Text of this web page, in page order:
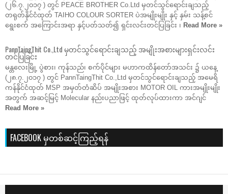
(၂၆.၇.၂၀၁၇ ) တွင် PEACE BROTHER Co.Ltd မှတင်သွင်ရောင်းချသည့်
တရုတ်နိုင်ငံထုတ် TAIHO COLOUR SORTER ပဲအမျိုးမျိုး နှင့် နှမ်း သန့်စင်
ရွေးစက် အကြောင်းအရာ နှင့်ပတ်သတ်၍ ရှင်းလင်းတင်ပြခြင်း ၊ Read More »
PannTaingThit Co.,Ltd မှတင်သွင်ရောင်းချသည့် အမျိုးအစားများရှင်းလင်း
တင်ပြခြင်း
မန္တလေးမြို့ ပွဲစား၊ ကုန်သည်၊ စက်ပိုင်များ မဟာကထိန်တော်အသင်း ၌ ယနေ့
(၂၈.၇.၂၀၁၇ ) တွင် PannTaingThit Co.,Ltd မှတင်သွင်ရောင်းချသည့် အမေရိ
ကန်နိုင်ငံထုတ် MSP အမှတ်တံဆိပ် အမျိုးအစား MOTOR OIL ကားအမျိုးမျိုး
အတွက် အဆင့်မြင့် Molecular နည်းပညာဖြင့် ထုတ်လုပ်ထားကာ အင်ဂျင်
Read More »
FACEBOOK မှတစ်ဆင့်ကြည့်ရန်